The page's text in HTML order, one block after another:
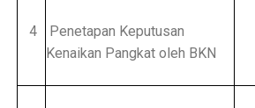
4
Penetapan Keputusan
Kenaikan Pangkat oleh BKN